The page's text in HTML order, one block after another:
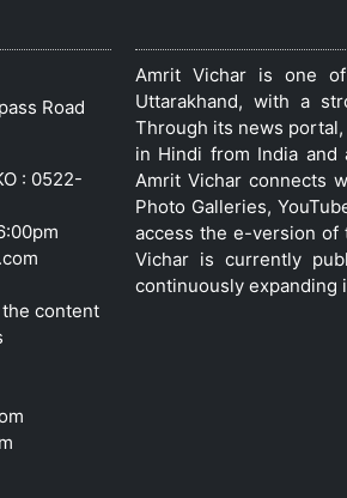
Road
: 0522-
content
Amrit Vichar is one
Uttarakhand, with a
Through its news
in Hindi from India and
Amrit Vichar connects
Photo Galleries,
access the e-version of
Vichar is currently
continuously expanding